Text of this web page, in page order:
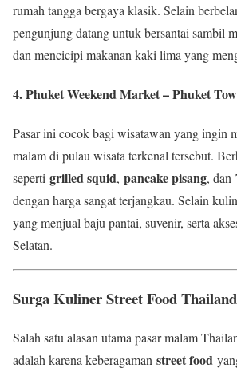
rumah tangga bergaya klasik. Selain
pengunjung datang untuk bersantai sambil
dan mencicipi makanan kaki lima yang
4. Phuket Weekend Market – Phuket
Pasar ini cocok bagi wisatawan yang ingin
malam di pulau wisata terkenal tersebut.
seperti grilled squid, pancake pisang, dan
dengan harga sangat terjangkau. Selain
yang menjual baju pantai, suvenir, serta
Selatan.
Surga Kuliner Street Food Thailand
Salah satu alasan utama pasar malam
adalah karena keberagaman street food